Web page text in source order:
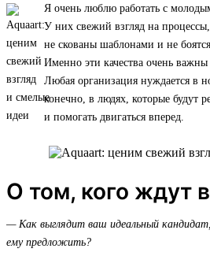
Я очень люблю работать с
У них свежий взгляд на
не скованы шаблонами и не
Именно эти качества очень важны
Любая организация нуждается в
конечно, в людях, которые будут
и помогать двигаться вперед.
О том, кого ждут
— Как выглядит ваш идеальный
ему предложить?